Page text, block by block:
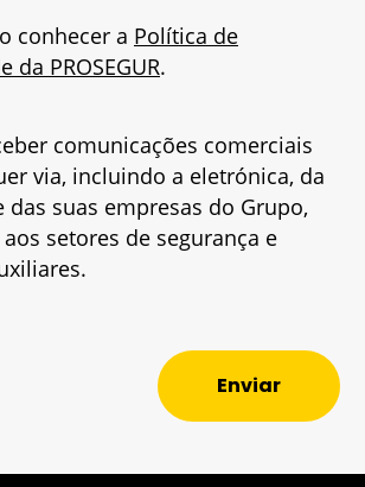
conhecer a Política de
da PROSEGUR.
comunicações comerciais
via, incluindo a eletrónica, da
das suas empresas do Grupo,
setores de segurança e
Enviar